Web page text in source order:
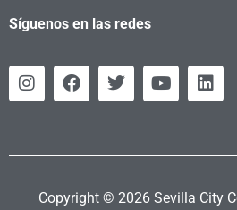
Síguenos en las redes
Copyright © 2026 Sevilla City